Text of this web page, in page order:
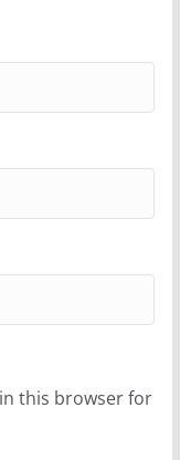
this browser for